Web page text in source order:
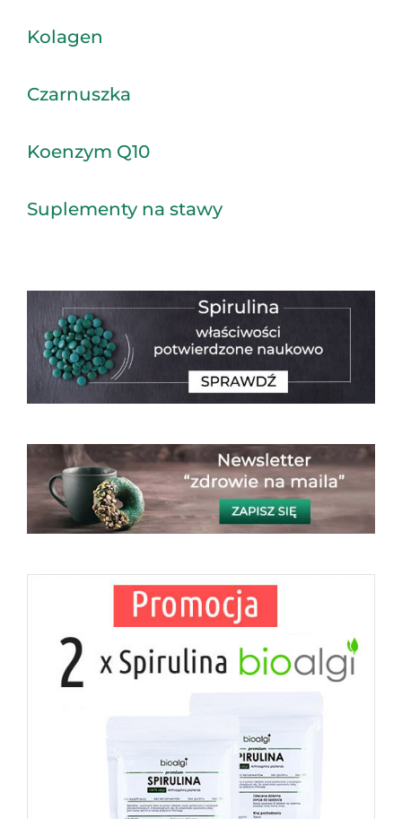
Kolagen
Czarnuszka
Koenzym Q10
Suplementy na stawy